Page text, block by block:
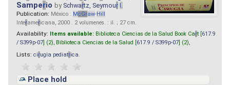
Samperio by Schwartz, Seymour I.
Publication: México : McGraw-Hill
Interamericana, 2000 . 2 volumenes. : il. ; 27 cm.
Availability: Items available: Biblioteca Ciencias de la Salud Book Cart [ 617.9
/ S399p-07 ] (2), Biblioteca Ciencias de la Salud [ 617.9 / S399p-07 ] (2),
Lists: cirugia pediatrica
Place hold